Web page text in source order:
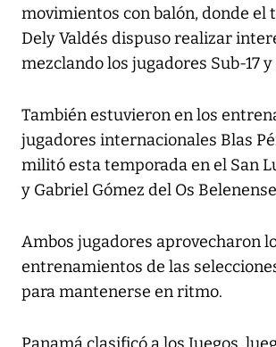
movimientos con balón, donde el
Dely Valdés dispuso realizar
mezclando los jugadores Sub-17 y
También estuvieron en los
jugadores internacionales Blas
militó esta temporada en el San
y Gabriel Gómez del Os
Ambos jugadores aprovecharon
entrenamientos de las
para mantenerse en ritmo.